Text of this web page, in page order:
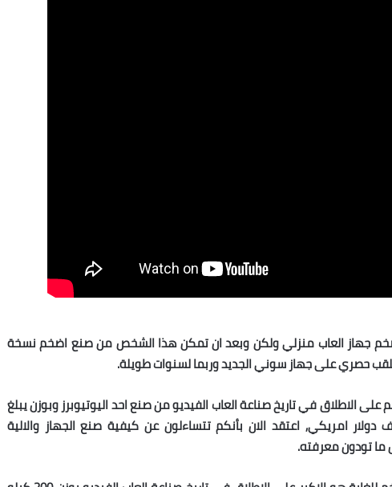
جهاز العاب منزلي ولكن وبعد ان تمكن هذا الشخص من صنع اضخم نسخة
حصري على جهاز سوني الجديد وربما لسنوات طويلة.
حاليا جهاز بلايستيشن 5 هو الاضخم على الاطلاق في تاريخ صناعة العاب الفيديو من صنع احد اليوتيوبرز وبوزن يبلغ
من 200 كيلو جرام وبتكلفة تساوي 70 الف دولار امريكي, اعتقد الان بأنكم تتساءلون عن كيفية صنع الجهاز والالية
تودون معرفته.